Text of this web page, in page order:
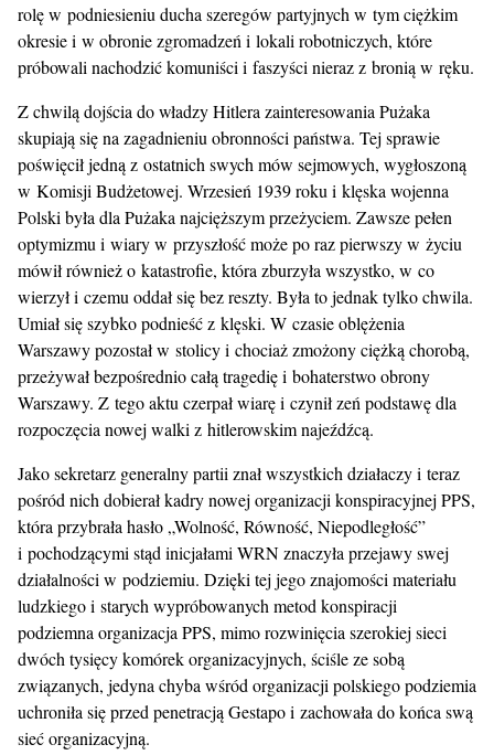
rolę w podniesieniu ducha szeregów partyjnych w tym ciężkim
okresie i w obronie zgromadzeń i lokali robotniczych, które
próbowali nachodzić komuniści i faszyści nieraz z bronią w ręku.
Z chwilą dojścia do władzy Hitlera zainteresowania Pużaka
skupiają się na zagadnieniu obronności państwa. Tej sprawie
poświęcił jedną z ostatnich swych mów sejmowych, wygłoszoną
w Komisji Budżetowej. Wrzesień 1939 roku i klęska wojenna
Polski była dla Pużaka najcięższym przeżyciem. Zawsze pełen
optymizmu i wiary w przyszłość może po raz pierwszy w życiu
mówił również o katastrofie, która zburzyła wszystko, w co
wierzył i czemu oddał się bez reszty. Była to jednak tylko chwila.
Umiał się szybko podnieść z klęski. W czasie oblężenia
Warszawy pozostał w stolicy i chociaż zmożony ciężką chorobą,
przeżywał bezpośrednio całą tragedię i bohaterstwo obrony
Warszawy. Z tego aktu czerpał wiarę i czynił zeń podstawę dla
rozpoczęcia nowej walki z hitlerowskim najeźdźcą.
Jako sekretarz generalny partii znał wszystkich działaczy i teraz
pośród nich dobierał kadry nowej organizacji konspiracyjnej PPS,
która przybrała hasło „Wolność, Równość, Niepodległość”
i pochodzącymi stąd inicjałami WRN znaczyła przejawy swej
działalności w podziemiu. Dzięki tej jego znajomości materiału
ludzkiego i starych wypróbowanych metod konspiracji
podziemna organizacja PPS, mimo rozwinięcia szerokiej sieci
dwóch tysięcy komórek organizacyjnych, ściśle ze sobą
związanych, jedyna chyba wśród organizacji polskiego podziemia
uchroniła się przed penetracją Gestapo i zachowała do końca swą
sieć organizacyjną.